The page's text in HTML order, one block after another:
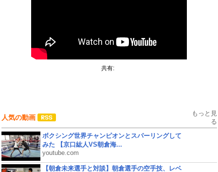
共有:
人気の動画
もっと見
る
ボクシング世界チャンピオンとスパーリングして
みた 【京口紘人VS朝倉海...
youtube.com
【朝倉未来選手と対談】朝倉選手の空手技、レベ